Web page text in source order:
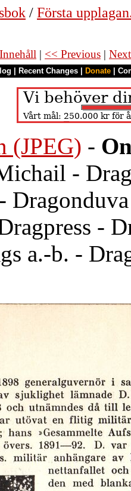
/ Första
| << Previous |
Recent Changes Donate
(JPEG) -
-
-
a.-b. -